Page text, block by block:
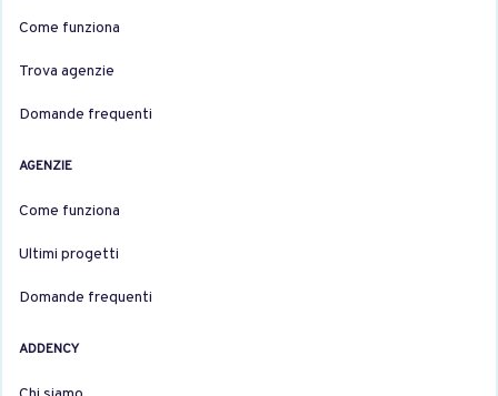
Come funziona
Trova agenzie
Domande frequenti
AGENZIE
Come funziona
Ultimi progetti
Domande frequenti
ADDENCY